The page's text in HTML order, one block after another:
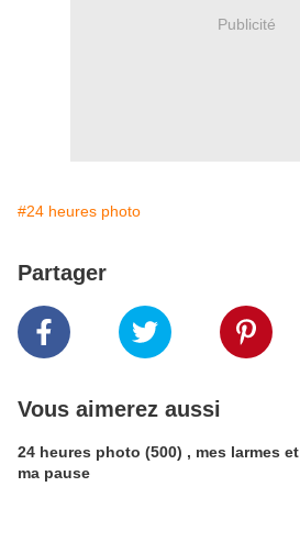
Publicité
#24 heures photo
Partager
Vous aimerez aussi
24 heures photo (500) , mes larmes et
ma pause